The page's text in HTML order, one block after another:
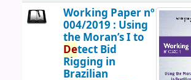
Working Paper nº
004/2019 : Using
the Moran’s I to
Detect Bid
Rigging in
Brazilian